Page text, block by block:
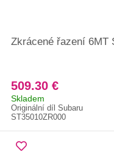
Zkrácené řazení 6MT
509.30 €
Skladem
Originální díl Subaru
ST35010ZR000